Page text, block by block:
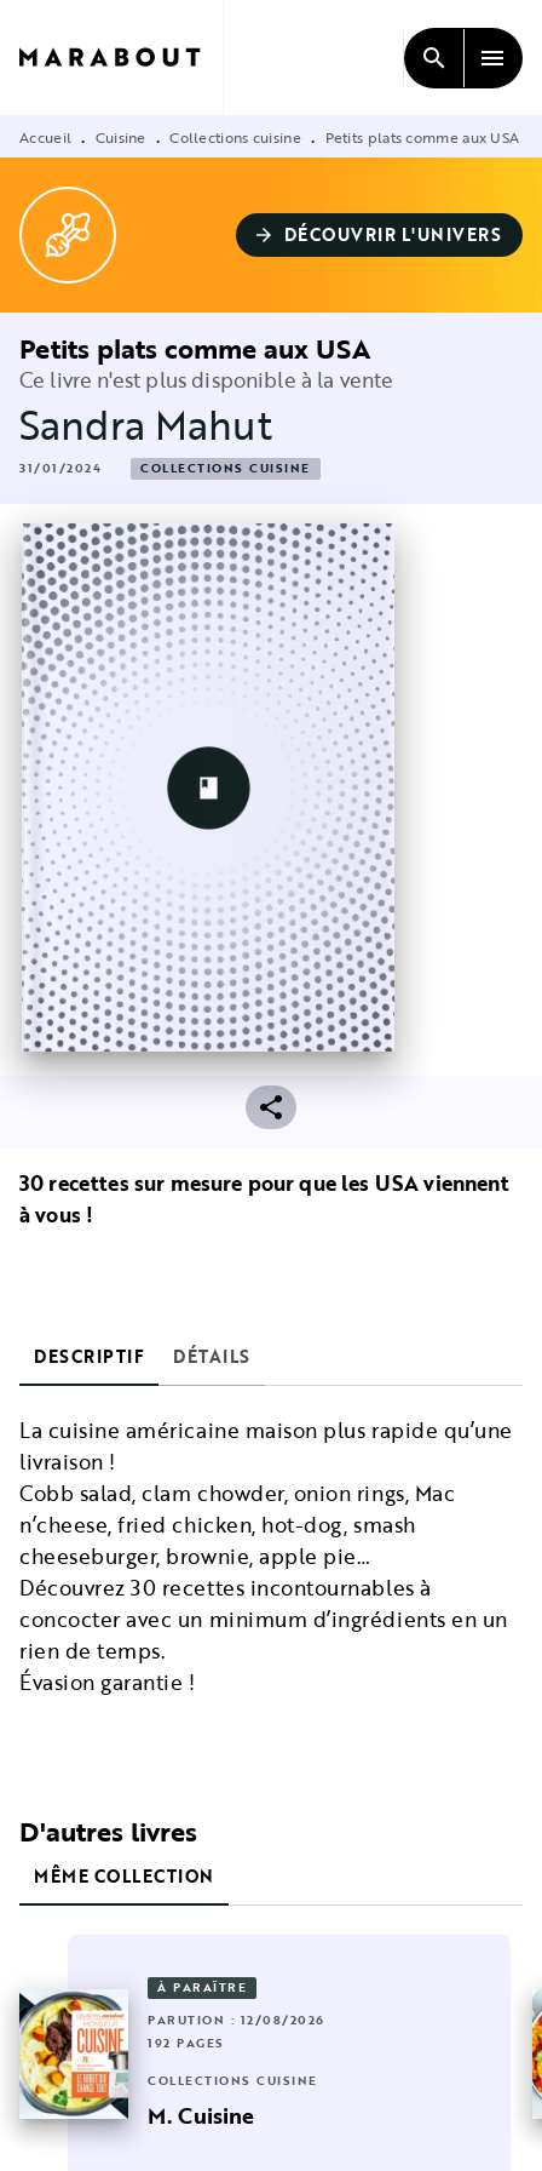
CONTENU
search menu
Accueil • Cuisine • Collections cuisine • Petits plats comme aux USA
arrow_forward DÉCOUVRIR L'UNIVERS
Petits plats comme aux USA
Ce livre n'est plus disponible à la vente
Sandra Mahut
31/01/2024 COLLECTIONS CUISINE
30 recettes sur mesure pour que les USA viennent
à vous !
DESCRIPTIF DÉTAILS
La cuisine américaine maison plus rapide qu’une
livraison !
Cobb salad, clam chowder, onion rings, Mac
n’cheese, fried chicken, hot-dog, smash
cheeseburger, brownie, apple pie…
Découvrez 30 recettes incontournables à
concocter avec un minimum d’ingrédients en un
rien de temps.
Évasion garantie !
D'autres livres
MÊME COLLECTION
À PARAÎTRE
PARUTION : 12/08/2026
192 PAGES
COLLECTIONS CUISINE
M. Cuisine